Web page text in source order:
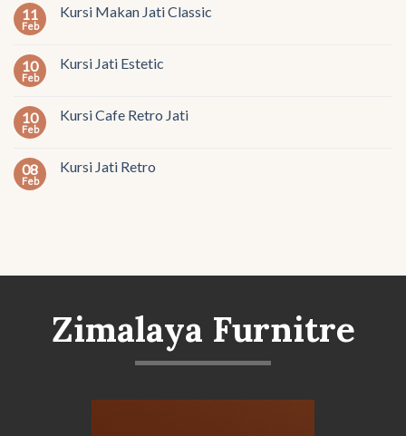
11
Feb
Kursi Makan Jati Classic
10
Feb
Kursi Jati Estetic
10
Feb
Kursi Cafe Retro Jati
08
Feb
Kursi Jati Retro
Zimalaya Furnitre